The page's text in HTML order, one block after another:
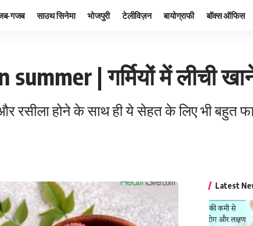
गजब साउथ सिनेमा भोजपुरी टेलीविज़न बायोग्राफी बॉक्स ऑफिस
| गर्मियों में लीची
रसीला होने के साथ ही ये सेहत के लिए भी बहुत
Latest